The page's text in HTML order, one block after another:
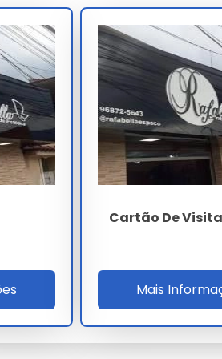
valida prova gráfica
Pantone delta E inferior a 2
0,2 mm, MTBF offset UV
OTIF 98%. A auditoria cobre
mil cartões mês premium,
46% fidelização cliente NPS,
Cartão De
Mais